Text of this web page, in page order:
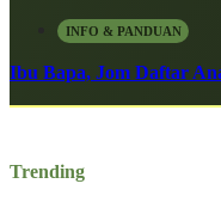
INFO & PANDUAN
Ibu Bapa, Jom Daftar
Trending